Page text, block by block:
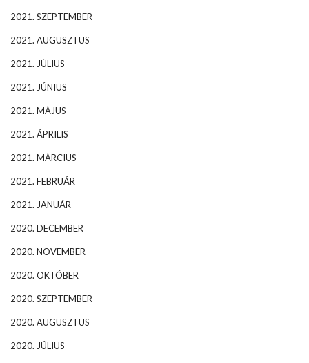
2021. SZEPTEMBER
2021. AUGUSZTUS
2021. JÚLIUS
2021. JÚNIUS
2021. MÁJUS
2021. ÁPRILIS
2021. MÁRCIUS
2021. FEBRUÁR
2021. JANUÁR
2020. DECEMBER
2020. NOVEMBER
2020. OKTÓBER
2020. SZEPTEMBER
2020. AUGUSZTUS
2020. JÚLIUS